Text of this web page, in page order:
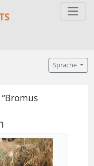
Sprache